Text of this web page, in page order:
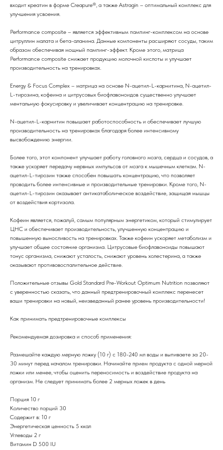
входит креатин в форме Creapure®, а также Astragin – оптимальный комплекс для
улучшения усвоения.
Performance composite – является эффективным пампинг-комплексом на основе
цитруллин малата и бета-аланина. Данные компоненты расширяют сосуды, таким
образом обеспечивая мощный пампинг-эффект. Кроме этого, матрица
Performance composite снижает продукцию молочной кислоты и улучшает
производительность на тренировках.
Energy & Focus Complex – матрица на основе N-ацетил-L-карнитина, N-ацетил-
L-тирозина, кофеина и цитрусовых биофлавоноидов существенно улучшает
ментальную фокусировку и увеличивает концентрацию на тренировке.
N-ацетил-L-карнитин повышает работоспособность и обеспечивает лучшую
производительность на тренировках благодаря более интенсивному
высвобождению энергии.
Более того, этот компонент улучшает работу головного мозга, сердца и сосудов, а
также ускоряет передачу нервных импульсов от мозга к мышечным клеткам. N-
ацетил-L-тирозин также способен повышать концентрацию, что позволяет
проводить более интенсивные и производительные тренировки. Кроме того, N-
ацетил-L-тирозин оказывает антикатаболическое воздействие, защищая мышцы
от воздействия кортизола.
Кофеин является, пожалуй, самым популярным энергетиком, который стимулирует
ЦНС и обеспечивает производительность, улучшенную концентрацию и
повышенную выносливость на тренировках. Также кофеин ускоряет метаболизм и
улучшает общее состояние организма. Цитрусовые биофлавоноиды повышают
тонус организма, снижают усталость, снижают уровень холестерина, а также
оказывают противовоспалительное действие.
Положительные отзывы Gold Standard Pre-Workout Optimum Nutrition позволяют
с уверенностью сказать, что данный предтренировочный комплекс перенесет
ваши тренировки на новый, неизведанный ранее уровень производительности!
Как принимать предтренировочные комплексы
Рекомендуемая дозировка и способ применения:
Размешайте каждую мерную ложку (10 г) с 180-240 мл воды и выпиваете за 20-
30 минут перед началом тренировки. Начинайте прием продукта с одной мерной
ложки или менее, чтобы оценить переносимость и воздействие продукта на
организм. Не следует принимать более 2 мерных ложек в день
Порция 10 г
Количество порций 30
Содержит в: 10 г
Энергетическая ценность 5 ккал
Углеводы 2 г
Витамин D 500 IU